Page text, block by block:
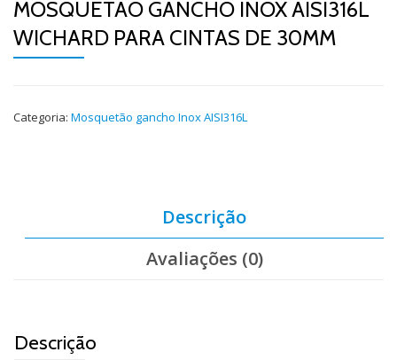
MOSQUETÃO GANCHO INOX AISI316L
WICHARD PARA CINTAS DE 30MM
Categoria: Mosquetão gancho Inox AISI316L
Descrição
Avaliações (0)
Descrição